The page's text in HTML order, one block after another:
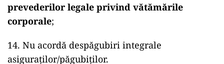
prevederilor legale privind vătămările
corporale;
14. Nu acordă despăgubiri integrale
asiguraților/păgubiților.